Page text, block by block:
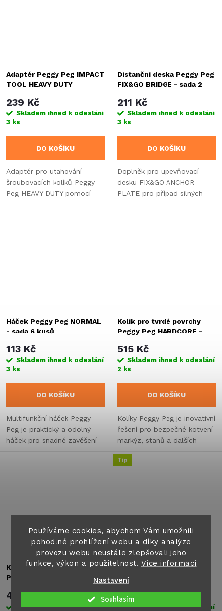
Používáme cookies, abychom Vám umožnili
pohodlné prohlížení webu a díky analýze
provozu webu neustále zlepšovali jeho
funkce, výkon a použitelnost. Více informací
Nastavení
Souhlasím
Adaptér Peggy Peg IMPACT
TOOL HEAVY DUTY
239 Kč
Skladem ihned k odeslání
3 ks
DO KOŠÍKU
Adaptér pro utahování
šroubovacích kolíků Peggy
Peg HEAVY DUTY pomocí
rázového utahováku - 17
Distanční deska Peggy Peg
FIX&GO BRIDGE - sada 2
211 Kč
Skladem ihned k odeslání
3 ks
DO KOŠÍKU
Doplněk pro upevňovací
desku FIX&GO ANCHOR
PLATE pro případ silných
dešťů. Umožní vyvýšení
Háček Peggy Peg NORMAL
- sada 6 kusů
113 Kč
Skladem ihned k odeslání
3 ks
DO KOŠÍKU
Multifunkční háček Peggy
Peg je praktický a odolný
háček pro snadné zavěšení
Kolík pro tvrdé povrchy
Peggy Peg HARDCORE -
515 Kč
Skladem ihned k odeslání
2 ks
DO KOŠÍKU
Kolíky Peggy Peg je inovativní
řešení pro bezpečné kotvení
markýz, stanů a dalších
určený pro tvrdé povrchy. 4 x
Kotevní deska s hákem
Peggy Peg ANCHOR PLATE
476 Kč
Skladem ihned k odeslání
Tip
Rychloupínací svorka
Peggy Peg CROCODILE -
402 Kč
Skladem ihned k odeslání